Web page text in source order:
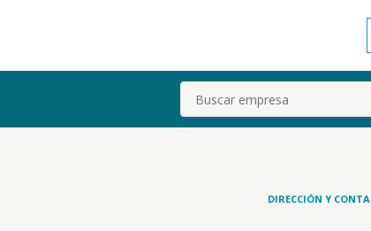
Buscar
DIRECCIÓN Y